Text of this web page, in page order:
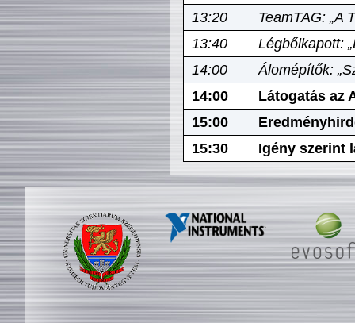
13:20
TeamTAG: „A
13:40
Légbőlkapott:
14:00
Álomépítők:
14:00
Látogatás az
15:00
15:30
Igény szerint